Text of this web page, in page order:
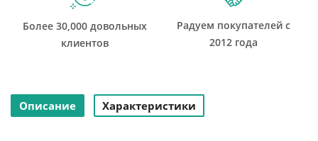
Более 30,000 довольных
клиентов
Радуем покупателей с
2012 года
Описание Характеристики